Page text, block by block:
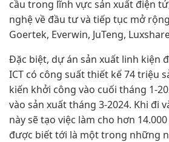
cầu trong lĩnh vực sản xuất điện
nghệ về đầu tư và tiếp tục mở
Goertek, Everwin, JuTeng,
Đặc biệt, dự án sản xuất linh kiện
ICT có công suất thiết kế 74 triệu
kiến khởi công vào cuối tháng 1-
vào sản xuất tháng 3-2024. Khi đi
này sẽ tạo việc làm cho hơn
được biết tới là một trong những